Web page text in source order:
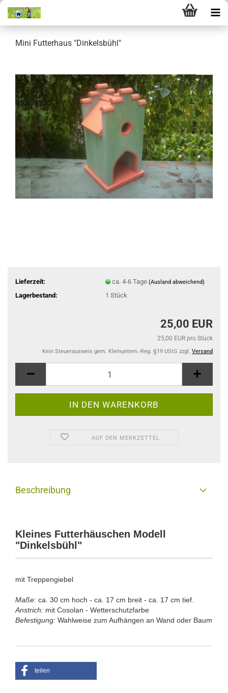
Mini Futterhaus "Dinkelsbühl"
Lieferzeit: ca. 4-6 Tage (Ausland abweichend)
Lagerbestand: 1 Stück
25,00 EUR
25,00 EUR pro Stück
Kein Steuerausweis gem. Kleinuntern.-Reg. §19 UStG zzgl. Versand
AUF DEN MERKZETTEL
Beschreibung
Kleines Futterhäuschen Modell
"Dinkelsbühl"
mit Treppengiebel
Maße: ca. 30 cm hoch - ca. 17 cm breit - ca. 17 cm tief.
Anstrich: mit Cosolan - Wetterschutzfarbe
Befestigung: Wahlweise zum Aufhängen an Wand oder Baum
teilen